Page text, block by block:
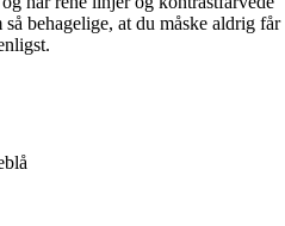
behagelige, at du måske aldrig får